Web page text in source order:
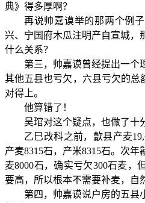
典》得多厚啊？
再说帅嘉谟举的那两个例
兴、宁国府木瓜注明产自宣城，
什么关系？
第三，帅嘉谟曾经提出一个
其他五县也亏欠，六县亏欠的总
对得上。
他算错了！
吴琯对这个疑点，也做了十
乙巳改科之前，歙县产麦
产麦8315石，产米8315石。次
麦8000石，确实亏欠300石麦，
要高，所以根本不需要补麦，自
第四，帅嘉谟说户房的五县